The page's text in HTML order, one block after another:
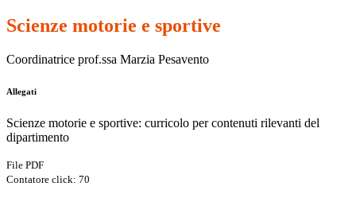
Scienze motorie e sportive
Coordinatrice prof.ssa Marzia Pesavento
Allegati
Scienze motorie e sportive: curricolo per contenuti rilevanti del
dipartimento
File PDF
Contatore click: 70